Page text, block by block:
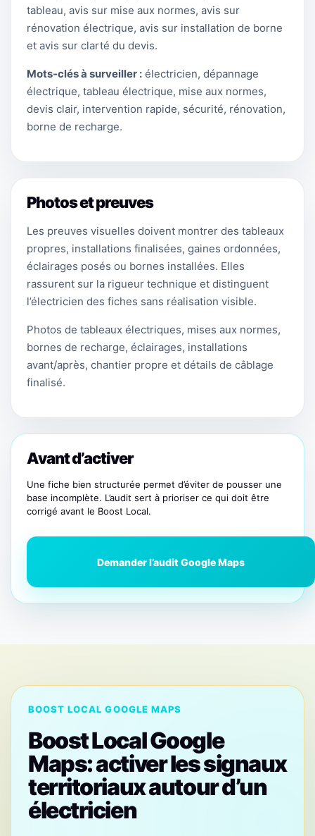
tableau, avis sur mise aux normes, avis sur
rénovation électrique, avis sur installation de borne
et avis sur clarté du devis.
Mots-clés à surveiller : électricien, dépannage
électrique, tableau électrique, mise aux normes,
devis clair, intervention rapide, sécurité, rénovation,
borne de recharge.
Photos et preuves
Les preuves visuelles doivent montrer des tableaux
propres, installations finalisées, gaines ordonnées,
éclairages posés ou bornes installées. Elles
rassurent sur la rigueur technique et distinguent
l’électricien des fiches sans réalisation visible.
Photos de tableaux électriques, mises aux normes,
bornes de recharge, éclairages, installations
avant/après, chantier propre et détails de câblage
finalisé.
Avant d’activer
Une fiche bien structurée permet d’éviter de pousser une
base incomplète. L’audit sert à prioriser ce qui doit être
corrigé avant le Boost Local.
Demander l’audit Google Maps
BOOST LOCAL GOOGLE MAPS
Boost Local Google
Maps: activer les signaux
territoriaux autour d’un
électricien